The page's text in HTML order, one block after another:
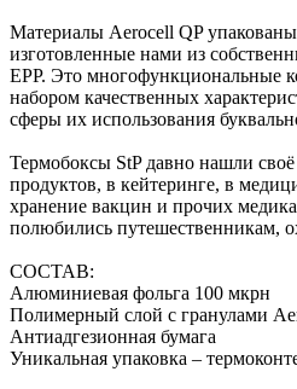
Материалы Aerocell QP
изготовленные нами из
EPP. Это многофункциональные
набором качественных
сферы их использования
Термобоксы StP давно нашли
продуктов, в кейтеринге, в
хранение вакцин и прочих
полюбились путешественникам,
СОСТАВ:
Алюминиевая фольга 100 мкрн
Полимерный слой с гранулами
Антиадгезионная бумага
Уникальная упаковка –